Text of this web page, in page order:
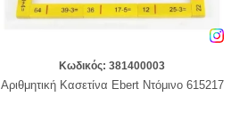
Κωδικός: 381400003
Αριθμητική Κασετίνα Ebert Ντόμινο 615217